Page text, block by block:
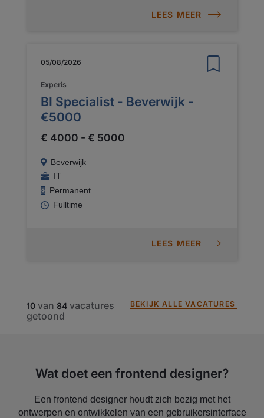
LEES MEER
05/08/2026
Experis
BI Specialist - Beverwijk -
€5000
€ 4000 - € 5000
Beverwijk
IT
Permanent
Fulltime
LEES MEER
10 van 84 vacatures
getoond
BEKIJK ALLE VACATURES
Wat doet een frontend designer?
Een frontend designer houdt zich bezig met het
ontwerpen en ontwikkelen van een gebruikersinterface